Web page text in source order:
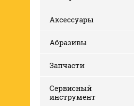
Аксессуары
Абразивы
Запчасти
Сервисный
инструмент